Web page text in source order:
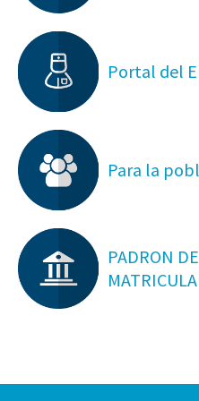
Portal del
Para la
PADRON